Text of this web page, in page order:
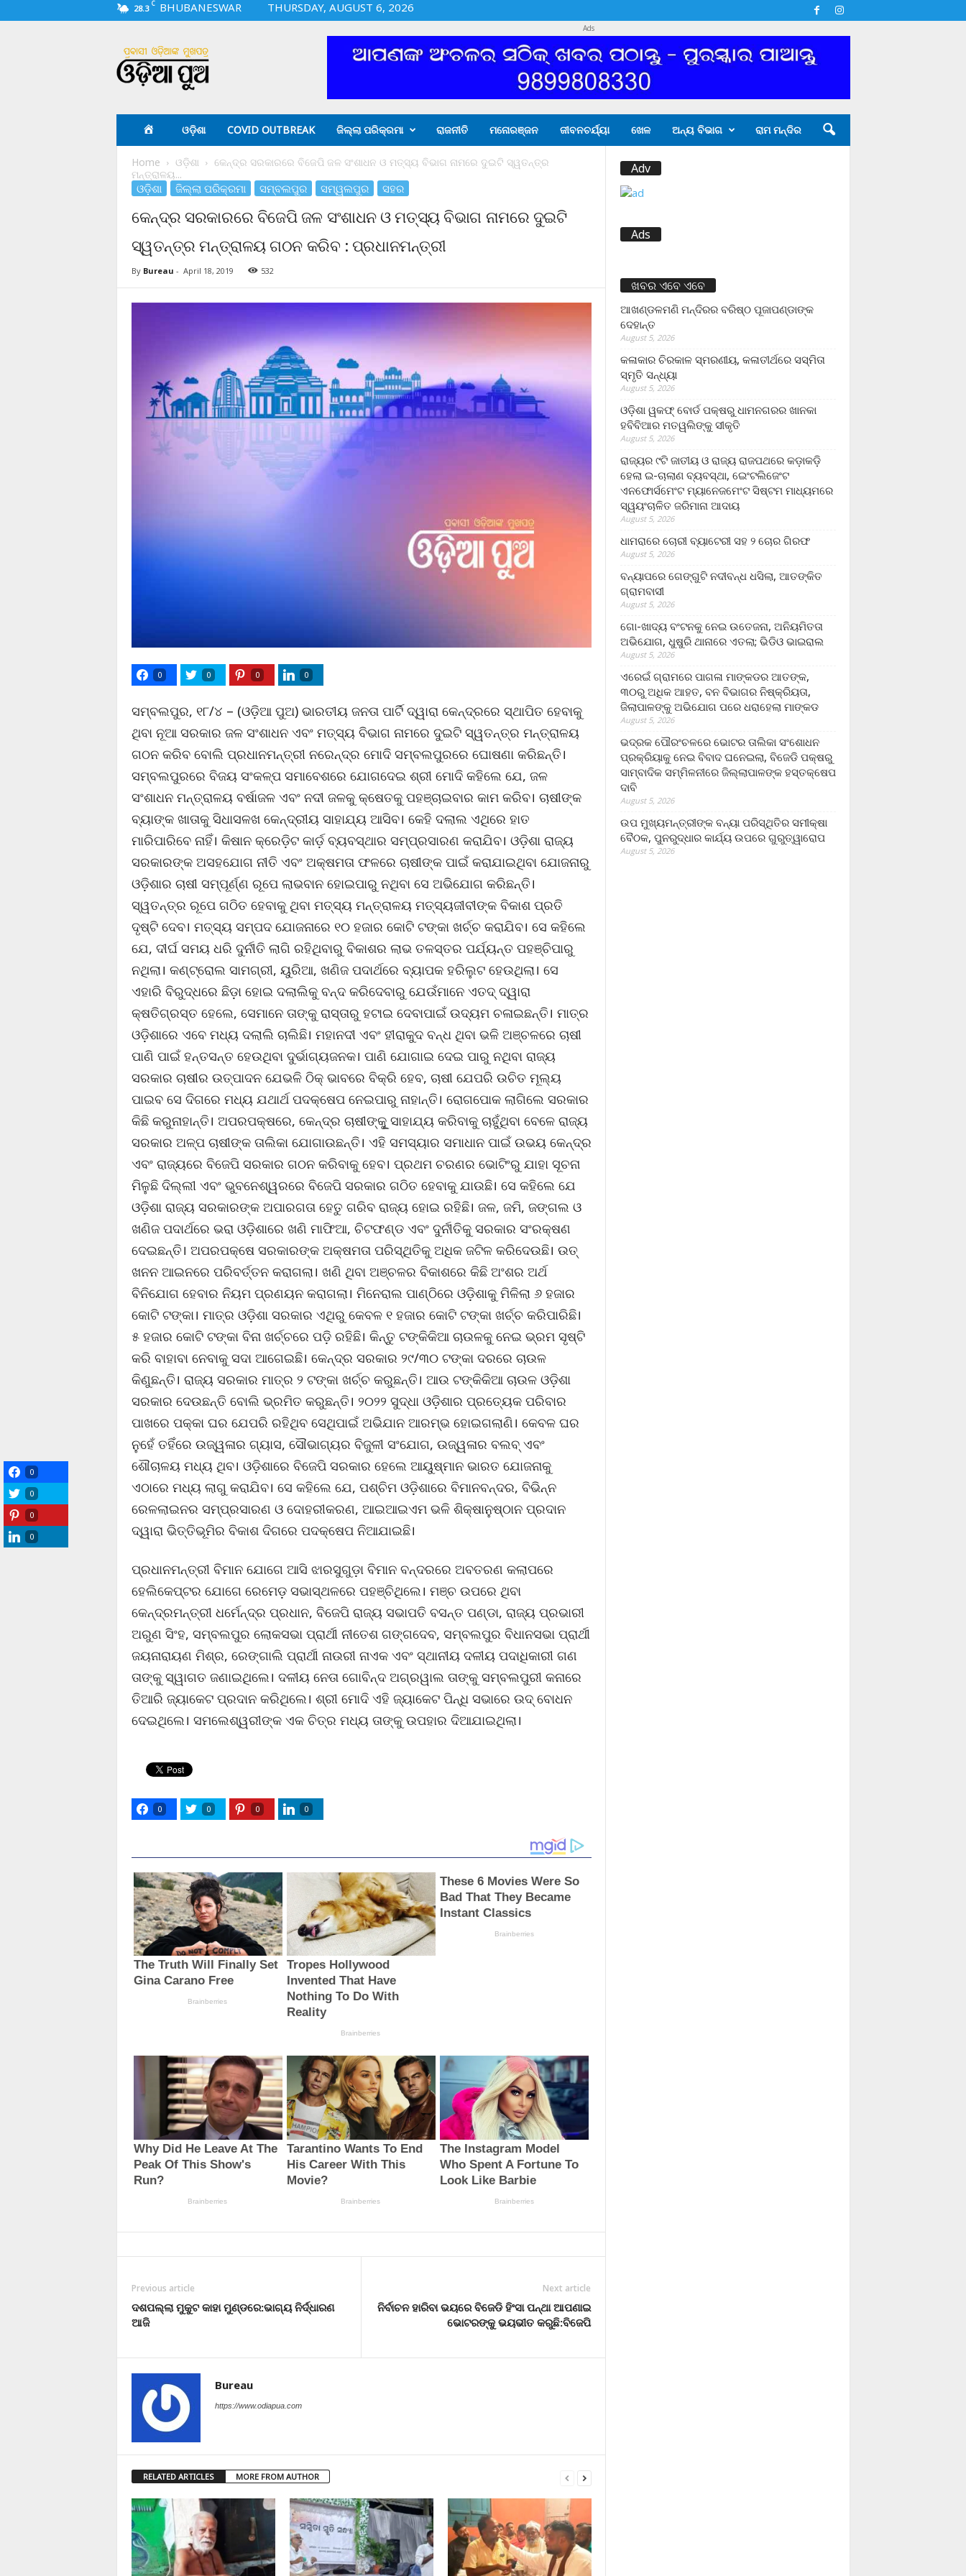
28.3 C BHUBANESWAR
THURSDAY, AUGUST 6, 2026
i
a
Ads
ଓଡ଼ିଶା COVID OUTBREAK ଜିଲ୍ଲା ପରିକ୍ରମା ରାଜନୀତି ମନୋରଞ୍ଜନ ଜୀବନଚର୍ଯ୍ୟା ଖେଳ ଅନ୍ୟ ବିଭାଗ ରାମ ମନ୍ଦିର
Home ଓଡ଼ିଶା
କେନ୍ଦ୍ର ସରକାରରେ ବିଜେପି ଜଳ ସଂଶାଧନ ଓ ମତ୍ସ୍ୟ ବିଭାଗ ନାମରେ ଦୁଇଟି ସ୍ୱତନ୍ତ୍ର
ମନ୍ତ୍ରାଳୟ...
ଓଡ଼ିଶା ଜିଲ୍ଲା ପରିକ୍ରମା ସମ୍ବଲପୁର ସମ୍ୱଲପୁର ସହର
କେନ୍ଦ୍ର ସରକାରରେ ବିଜେପି ଜଳ ସଂଶାଧନ ଓ ମତ୍ସ୍ୟ ବିଭାଗ ନାମରେ ଦୁଇଟି
ସ୍ୱତନ୍ତ୍ର ମନ୍ତ୍ରାଳୟ ଗଠନ କରିବ : ପ୍ରଧାନମନ୍ତ୍ରୀ
By Bureau - April 18, 2019 532
0 0 0 0
ସମ୍ବଲପୁର, ୧୮/୪ – (ଓଡ଼ିଆ ପୁଅ) ଭାରତୀୟ ଜନତା ପାର୍ଟି ଦ୍ୱାରା କେନ୍ଦ୍ରରେ ସ୍ଥାପିତ ହେବାକୁ
ଥିବା ନୂଆ ସରକାର ଜଳ ସଂଶାଧନ ଏବଂ ମତ୍ସ୍ୟ ବିଭାଗ ନାମରେ ଦୁଇଟି ସ୍ୱତନ୍ତ୍ର ମନ୍ତ୍ରାଳୟ
ଗଠନ କରିବ ବୋଲି ପ୍ରଧାନମନ୍ତ୍ରୀ ନରେନ୍ଦ୍ର ମୋଦି ସମ୍ବଲପୁରରେ ଘୋଷଣା କରିଛନ୍ତି।
ସମ୍ବଲପୁରରେ ବିଜୟ ସଂକଳ୍ପ ସମାବେଶରେ ଯୋଗଦେଇ ଶ୍ରୀ ମୋଦି କହିଲେ ଯେ, ଜଳ
ସଂଶାଧନ ମନ୍ତ୍ରାଳୟ ବର୍ଷାଜଳ ଏବଂ ନଦୀ ଜଳକୁ କ୍ଷେତକୁ ପହଞ୍ଚାଇବାର କାମ କରିବ। ଚାଷୀଙ୍କ
ବ୍ୟାଙ୍କ ଖାତାକୁ ସିଧାସଳଖ କେନ୍ଦ୍ରୀୟ ସାହାଯ୍ୟ ଆସିବ। କେହି ଦଲାଲ ଏଥିରେ ହାତ
ମାରିପାରିବେ ନାହିଁ। କିଷାନ କ୍ରେଡ଼ିଟ କାର୍ଡ଼ ବ୍ୟବସ୍ଥାର ସମ୍ପ୍ରସାରଣ କରାଯିବ। ଓଡ଼ିଶା ରାଜ୍ୟ
ସରକାରଙ୍କ ଅସହଯୋଗ ନୀତି ଏବଂ ଅକ୍ଷମତା ଫଳରେ ଚାଷୀଙ୍କ ପାଇଁ କରାଯାଇଥିବା ଯୋଜନାରୁ
ଓଡ଼ିଶାର ଚାଷୀ ସମ୍ପୂର୍ଣ୍ଣ ରୂପେ ଲାଭବାନ ହୋଇପାରୁ ନଥିବା ସେ ଅଭିଯୋଗ କରିଛନ୍ତି।
ସ୍ୱତନ୍ତ୍ର ରୂପେ ଗଠିତ ହେବାକୁ ଥିବା ମତ୍ସ୍ୟ ମନ୍ତ୍ରାଳୟ ମତ୍ସ୍ୟଜୀବୀଙ୍କ ବିକାଶ ପ୍ରତି
ଦୃଷ୍ଟି ଦେବ। ମତ୍ସ୍ୟ ସମ୍ପଦ ଯୋଜନାରେ ୧୦ ହଜାର କୋଟି ଟଙ୍କା ଖର୍ଚ୍ଚ କରାଯିବ। ସେ କହିଲେ
ଯେ, ଦୀର୍ଘ ସମୟ ଧରି ଦୁର୍ନୀତି ଲାଗି ରହିଥିବାରୁ ବିକାଶର ଲାଭ ତଳସ୍ତର ପର୍ଯ୍ୟନ୍ତ ପହଞ୍ଚିପାରୁ
ନଥିଲା। କଣ୍ଟ୍ରୋଲ ସାମଗ୍ରୀ, ୟୁରିଆ, ଖଣିଜ ପଦାର୍ଥରେ ବ୍ୟାପକ ହରିଲୁଟ ହେଉଥିଲା। ସେ
ଏହାରି ବିରୁଦ୍ଧରେ ଛିଡ଼ା ହୋଇ ଦଲାଲିକୁ ବନ୍ଦ କରିଦେବାରୁ ଯେଉଁମାନେ ଏତଦ୍ ଦ୍ୱାରା
କ୍ଷତିଗ୍ରସ୍ତ ହେଲେ, ସେମାନେ ତାଙ୍କୁ ରାସ୍ତାରୁ ହଟାଇ ଦେବାପାଇଁ ଉଦ୍ୟମ ଚଳାଇଛନ୍ତି। ମାତ୍ର
ଓଡ଼ିଶାରେ ଏବେ ମଧ୍ୟ ଦଲାଲି ଚାଲିଛି। ମହାନଦୀ ଏବଂ ହୀରାକୁଦ ବନ୍ଧ ଥିବା ଭଳି ଅଞ୍ଚଳରେ ଚାଷୀ
ପାଣି ପାଇଁ ହନ୍ତସନ୍ତ ହେଉଥିବା ଦୁର୍ଭାଗ୍ୟଜନକ। ପାଣି ଯୋଗାଇ ଦେଇ ପାରୁ ନଥିବା ରାଜ୍ୟ
ସରକାର ଚାଷୀର ଉତ୍ପାଦନ ଯେଭଳି ଠିକ୍ ଭାବରେ ବିକ୍ରି ହେବ, ଚାଷୀ ଯେପରି ଉଚିତ ମୂଲ୍ୟ
ପାଇବ ସେ ଦିଗରେ ମଧ୍ୟ ଯଥାର୍ଥ ପଦକ୍ଷେପ ନେଇପାରୁ ନାହାନ୍ତି। ରୋଗପୋକ ଲାଗିଲେ ସରକାର
କିଛି କରୁନାହାନ୍ତି। ଅପରପକ୍ଷରେ, କେନ୍ଦ୍ର ଚାଷୀଙ୍କୂୁ ସାହାଯ୍ୟ କରିବାକୁ ଚାହୁଁଥିବା ବେଳେ ରାଜ୍ୟ
ସରକାର ଅଳ୍ପ ଚାଷୀଙ୍କ ତାଲିକା ଯୋଗାଉଛନ୍ତି। ଏହି ସମସ୍ୟାର ସମାଧାନ ପାଇଁ ଉଭୟ କେନ୍ଦ୍ର
ଏବଂ ରାଜ୍ୟରେ ବିଜେପି ସରକାର ଗଠନ କରିବାକୁ ହେବ। ପ୍ରଥମ ଚରଣର ଭୋଟିଂରୁ ଯାହା ସୂଚନା
ମିଳୁଛି ଦିଲ୍ଲୀ ଏବଂ ଭୁବନେଶ୍ୱରରେ ବିଜେପି ସରକାର ଗଠିତ ହେବାକୁ ଯାଉଛି। ସେ କହିଲେ ଯେ
ଓଡ଼ିଶା ରାଜ୍ୟ ସରକାରଙ୍କ ଅପାରଗତା ହେତୁ ଗରିବ ରାଜ୍ୟ ହୋଇ ରହିଛି। ଜଳ, ଜମି, ଜଙ୍ଗଲ ଓ
ଖଣିଜ ପଦାର୍ଥରେ ଭରା ଓଡ଼ିଶାରେ ଖଣି ମାଫିଆ, ଚିଟଫଣ୍ଡ ଏବଂ ଦୁର୍ନୀତିକୁ ସରକାର ସଂରକ୍ଷଣ
ଦେଇଛନ୍ତି। ଅପରପକ୍ଷେ ସରକାରଙ୍କ ଅକ୍ଷମତା ପରିସ୍ଥିତିକୁ ଅଧିକ ଜଟିଳ କରିଦେଉଛି। ଉତ୍
ଖନନ ଆଇନରେ ପରିବର୍ତ୍ତନ କରାଗଲା। ଖଣି ଥିବା ଅଞ୍ଚଳର ବିକାଶରେ କିଛି ଅଂଶର ଅର୍ଥ
ବିନିଯୋଗ ହେବାର ନିୟମ ପ୍ରଣୟନ କରାଗଲା। ମିନେରାଲ ପାଣ୍ଠିରେ ଓଡ଼ିଶାକୁ ମିଳିଲା ୬ ହଜାର
କୋଟି ଟଙ୍କା। ମାତ୍ର ଓଡ଼ିଶା ସରକାର ଏଥିରୁ କେବଳ ୧ ହଜାର କୋଟି ଟଙ୍କା ଖର୍ଚ୍ଚ କରିପାରିଛି।
୫ ହଜାର କୋଟି ଟଙ୍କା ବିନା ଖର୍ଚ୍ଚରେ ପଡ଼ି ରହିଛି। କିନ୍ତୁ ଟଙ୍କିକିଆ ଚାଉଳକୁ ନେଇ ଭ୍ରମ ସୃଷ୍ଟି
କରି ବାହାବା ନେବାକୁ ସଦା ଆଗେଇଛି। କେନ୍ଦ୍ର ସରକାର ୨୯/୩୦ ଟଙ୍କା ଦରରେ ଚାଉଳ
କିଣୁଛନ୍ତି। ରାଜ୍ୟ ସରକାର ମାତ୍ର ୨ ଟଙ୍କା ଖର୍ଚ୍ଚ କରୁଛନ୍ତି। ଆଉ ଟଙ୍କିକିଆ ଚାଉଳ ଓଡ଼ିଶା
ସରକାର ଦେଉଛନ୍ତି ବୋଲି ଭ୍ରମିତ କରୁଛନ୍ତି। ୨୦୨୨ ସୁଦ୍ଧା ଓଡ଼ିଶାର ପ୍ରତ୍ୟେକ ପରିବାର
ପାଖରେ ପକ୍କା ଘର ଯେପରି ରହିଥିବ ସେଥିପାଇଁ ଅଭିଯାନ ଆରମ୍ଭ ହୋଇଗଲାଣି। କେବଳ ଘର
ନୁହେଁ ତହିଁରେ ଉଜ୍ୱଳାର ଗ୍ୟାସ, ସୌଭାଗ୍ୟର ବିଜୁଳୀ ସଂଯୋଗ, ଉଜ୍ୱଳାର ବଲବ୍ ଏବଂ
ଶୌଚାଳୟ ମଧ୍ୟ ଥିବ। ଓଡ଼ିଶାରେ ବିଜେପି ସରକାର ହେଲେ ଆୟୁଷ୍ମାନ ଭାରତ ଯୋଜନାକୁ
ଏଠାରେ ମଧ୍ୟ ଲାଗୁ କରାଯିବ। ସେ କହିଲେ ଯେ, ପଶ୍ଚିମ ଓଡ଼ିଶାରେ ବିମାନବନ୍ଦର, ବିଭିନ୍ନ
ରେଳଲାଇନର ସମ୍ପ୍ରସାରଣ ଓ ଦୋହରୀକରଣ, ଆଇଆଇଏମ ଭଳି ଶିକ୍ଷାନୁଷ୍ଠାନ ପ୍ରଦାନ
ଦ୍ୱାରା ଭିତ୍ତିଭୂମିର ବିକାଶ ଦିଗରେ ପଦକ୍ଷେପ ନିଆଯାଇଛି।
ପ୍ରଧାନମନ୍ତ୍ରୀ ବିମାନ ଯୋଗେ ଆସି ଝାରସୁଗୁଡ଼ା ବିମାନ ବନ୍ଦରରେ ଅବତରଣ କଲାପରେ
ହେଲିକେପ୍ଟର ଯୋଗେ ରେମେଡ଼ ସଭାସ୍ଥଳରେ ପହଞ୍ଚିଥିଲେ। ମଞ୍ଚ ଉପରେ ଥିବା
କେନ୍ଦ୍ରମନ୍ତ୍ରୀ ଧର୍ମେନ୍ଦ୍ର ପ୍ରଧାନ, ବିଜେପି ରାଜ୍ୟ ସଭାପତି ବସନ୍ତ ପଣ୍ଡା, ରାଜ୍ୟ ପ୍ରଭାରୀ
ଅରୁଣ ସିଂହ, ସମ୍ବଲପୁର ଲୋକସଭା ପ୍ରାର୍ଥୀ ନୀତେଶ ଗଙ୍ଗଦେବ, ସମ୍ବଲପୁର ବିଧାନସଭା ପ୍ରାର୍ଥୀ
ଜୟନାରାୟଣ ମିଶ୍ର, ରେଙ୍ଗାଲି ପ୍ରାର୍ଥୀ ନାଉରୀ ନାଏକ ଏବଂ ସ୍ଥାନୀୟ ଦଳୀୟ ପଦାଧିକାରୀ ଗଣ
ତାଙ୍କୁ ସ୍ୱାଗତ ଜଣାଇଥିଲେ। ଦଳୀୟ ନେତା ଗୋବିନ୍ଦ ଅଗ୍ରୱାଲ ତାଙ୍କୁ ସମ୍ବଲପୁରୀ କନାରେ
ତିଆରି ଜ୍ୟାକେଟ ପ୍ରଦାନ କରିଥିଲେ। ଶ୍ରୀ ମୋଦି ଏହି ଜ୍ୟାକେଟ ପିନ୍ଧି ସଭାରେ ଉଦ୍ ବୋଧନ
ଦେଇଥିଲେ। ସମଲେଶ୍ୱରୀଙ୍କ ଏକ ଚିତ୍ର ମଧ୍ୟ ତାଙ୍କୁ ଉପହାର ଦିଆଯାଇଥିଲା।
0 0 0 0
Previous article
ଦଶପଲ୍ଲା ମୁକୁଟ କାହା ମୁଣ୍ଡରେ:ଭାଗ୍ୟ ନିର୍ଦ୍ଧାରଣ
ଆଜି
Next article
ନିର୍ବାଚନ ହାରିବା ଭୟରେ ବିଜେଡି ହିଂସା ପନ୍ଥା ଆପଣାଇ
ଭୋଟରଙ୍କୁ ଭୟଭୀତ କରୁଛି:ବିଜେପି
Bureau
https://www.odiapua.com
RELATED ARTICLES MORE FROM AUTHOR
Adv
Ads
ଖବର ଏବେ ଏବେ
ଆଖଣ୍ଡଳମଣି ମନ୍ଦିରର ବରିଷ୍ଠ ପୂଜାପଣ୍ଡାଙ୍କ
ଦେହାନ୍ତ
August 5, 2026
କଳାକାର ଚିରକାଳ ସ୍ମରଣୀୟ, କଳାତୀର୍ଥରେ ସସ୍ମିତା
ସ୍ମୃତି ସନ୍ଧ୍ୟା
August 5, 2026
ଓଡ଼ିଶା ୱକଫ୍ ବୋର୍ଡ ପକ୍ଷରୁ ଧାମନଗରର ଖାନକା
ହବିବିଆର ମତୱଲିଙ୍କୁ ସୀକୃତି
August 5, 2026
ରାଜ୍ୟର ୯ଟି ଜାତୀୟ ଓ ରାଜ୍ୟ ରାଜପଥରେ କଡ଼ାକଡ଼ି
ହେଲା ଇ-ଚାଲାଣ ବ୍ୟବସ୍ଥା, ଇେଂଟଲିଜେଂଟ
ଏନଫୋର୍ସମେଂଟ ମ୍ୟାନେଜମେଂଟ ସିଷ୍ଟମ ମାଧ୍ୟମରେ
ସ୍ୱୟଂଚାଳିତ ଜରିମାନା ଆଦାୟ
August 5, 2026
ଧାମରାରେ ଚୋରୀ ବ୍ୟାଟେରୀ ସହ ୨ ଚୋର ଗିରଫ
August 5, 2026
ବନ୍ୟାପରେ ଗେଙ୍ଗୁଟି ନଦୀବନ୍ଧ ଧସିଲା, ଆତଙ୍କିତ
ଗ୍ରାମବାସୀ
August 5, 2026
ଗୋ-ଖାଦ୍ୟ ବଂଟନକୁ ନେଇ ଉତେଜନା, ଅନିୟମିତତା
ଅଭିଯୋଗ, ଧୁଷୁରି ଥାନାରେ ଏତଲା; ଭିଡିଓ ଭାଇରାଲ
August 5, 2026
ଏରେଇଁ ଗ୍ରାମରେ ପାଗଳା ମାଙ୍କଡର ଆତଙ୍କ,
୩୦ରୁ ଅଧିକ ଆହତ, ବନ ବିଭାଗର ନିଷ୍କ୍ରିୟତା,
ଜିଲାପାଳଙ୍କୁ ଅଭିଯୋଗ ପରେ ଧରାହେଲା ମାଙ୍କଡ
August 5, 2026
ଭଦ୍ରକ ପୌରଂଚଳରେ ଭୋଟର ତାଲିକା ସଂଶୋଧନ
ପ୍ରକ୍ରିୟାକୁ ନେଇ ବିବାଦ ଘନେଇଲା, ବିଜେଡି ପକ୍ଷରୁ
ସାମ୍ବାଦିକ ସମ୍ମିଳନୀରେ ଜିଲ୍ଲାପାଳଙ୍କ ହସ୍ତକ୍ଷେପ
ଦାବି
August 5, 2026
ଉପ ମୁଖ୍ୟମନ୍ତ୍ରୀଙ୍କ ବନ୍ୟା ପରିସ୍ଥିତିର ସମୀକ୍ଷା
ବୈଠକ, ପୁନରୁଦ୍ଧାର କାର୍ଯ୍ୟ ଉପରେ ଗୁରୁତ୍ୱାରୋପ
August 5, 2026
0
0
0
0